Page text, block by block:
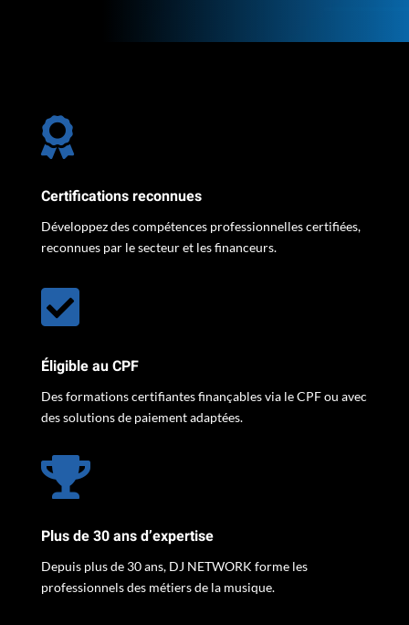

Certifications reconnues
Développez des compétences professionnelles certifiées,
reconnues par le secteur et les financeurs.

Éligible au CPF
Des formations certifiantes finançables via le CPF ou avec
des solutions de paiement adaptées.

Plus de 30 ans d’expertise
Depuis plus de 30 ans, DJ NETWORK forme les
professionnels des métiers de la musique.